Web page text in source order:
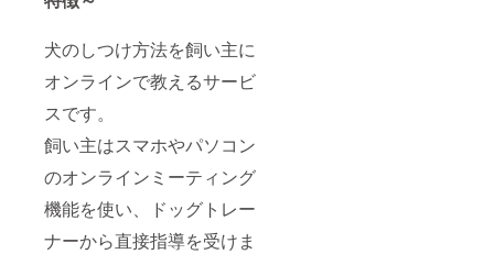
犬のしつけ方法を飼い主に
オンラインで教えるサービ
スです。
飼い主はスマホやパソコン
のオンラインミーティング
機能を使い、ドッグトレー
ナーから直接指導を受けま